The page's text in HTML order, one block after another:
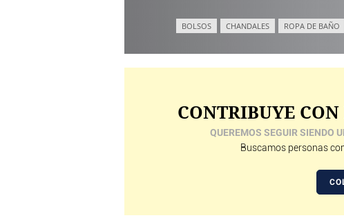
BOLSOS CHANDALES ROPA DE BAÑO
CONTRIBUYE
QUEREMOS SEGUIR SIENDO
Buscamos personas